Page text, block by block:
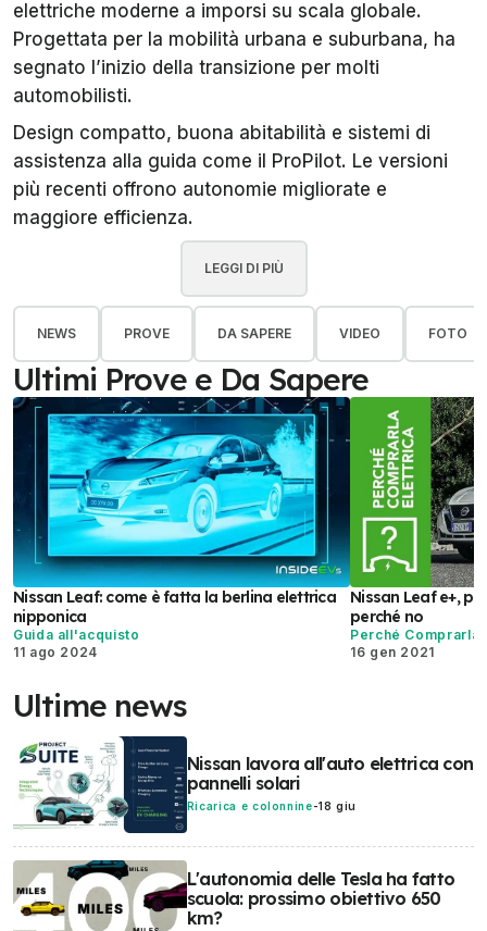
elettriche moderne a imporsi su scala globale.
Progettata per la mobilità urbana e suburbana, ha
segnato l’inizio della transizione per molti
automobilisti.
Design compatto, buona abitabilità e sistemi di
assistenza alla guida come il ProPilot. Le versioni
più recenti offrono autonomie migliorate e
maggiore efficienza.
LEGGI DI PIÙ
NEWS PROVE DA SAPERE VIDEO FOTO
Ultimi Prove e Da Sapere
Nissan Leaf: come è fatta la berlina elettrica
nipponica
Guida all'acquisto
11 ago 2024
Nissan Leaf e+,
perché no
Perché Comprarla
16 gen 2021
Ultime news
Nissan lavora all'auto elettrica con
pannelli solari
Ricarica e colonnine-18 giu
L'autonomia delle Tesla ha fatto
scuola: prossimo obiettivo 650
km?